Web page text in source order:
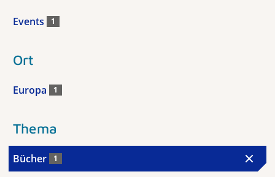
Events 1
Ort
Europa 1
Thema
Bücher 1